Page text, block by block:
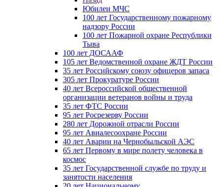
Юбилеи МЧС
100 лет Государственному пожарному
надзору России
100 лет Пожарной охране Республики
Тыва
100 лет ДОСААФ
105 лет Ведомственной охране ЖДТ России
35 лет Российскому союзу офицеров запаса
305 лет Прокуратуре России
40 лет Всероссийской общественной
организации ветеранов войны и труда
35 лет ФТС России
95 лет Росрезерву России
280 лет Дорожной отрасли России
95 лет Авиалесоохране России
40 лет Аварии на Чернобыльской АЭС
65 лет Первому в мире полету человека в
космос
35 лет Государственной службе по труду и
занятости населения